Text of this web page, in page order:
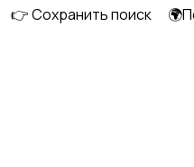
👉 Сохранить поиск